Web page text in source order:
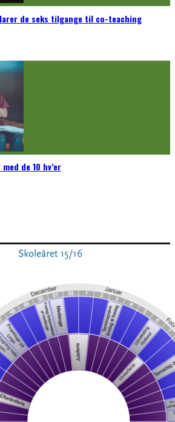
de seks tilgange til co-teaching
de 10 hv’er